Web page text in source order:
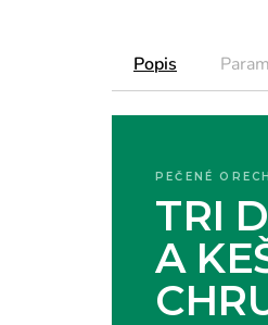
Popis
PEČENÉ
TRI
A